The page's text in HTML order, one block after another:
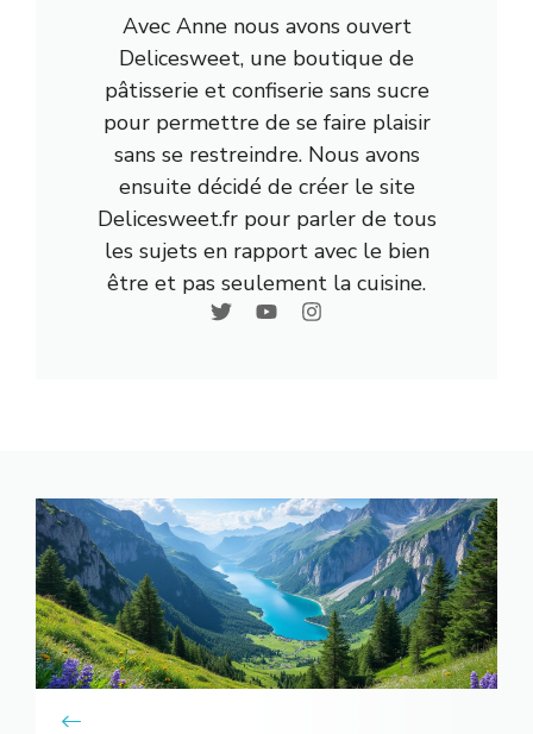
Avec Anne nous avons ouvert
Delicesweet, une boutique de
pâtisserie et confiserie sans sucre
pour permettre de se faire plaisir
sans se restreindre. Nous avons
ensuite décidé de créer le site
Delicesweet.fr pour parler de tous
les sujets en rapport avec le bien
être et pas seulement la cuisine.